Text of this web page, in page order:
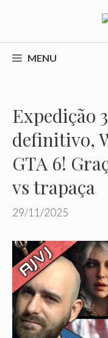
o
conteúdoMENU
Expedição
definitivo,
GTA 6!
vs trapaça
29/11/2025